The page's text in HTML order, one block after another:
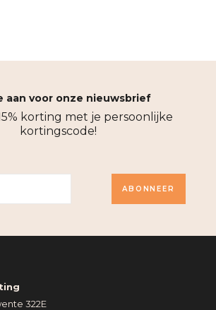
aan voor onze nieuwsbrief
korting met je persoonlijke
kortingscode!
ABONNEER
322E